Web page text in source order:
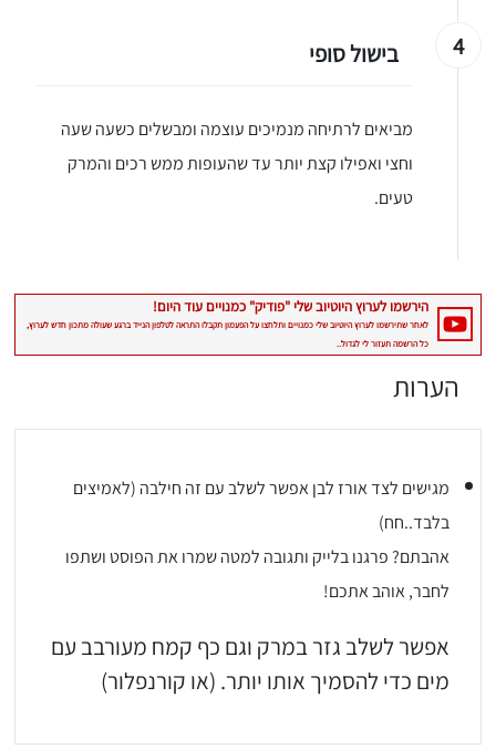
4 בישול סופי
מביאים לרתיחה מנמיכים עוצמה ומבשלים כשעה שעה
וחצי ואפילו קצת יותר עד שהעופות ממש רכים והמרק
טעים.
הערות
מגישים לצד אורז לבן אפשר לשלב עם זה חילבה (לאמיצים
בלבד..חח)
אהבתם? פרגנו בלייק ותגובה למטה שמרו את הפוסט ושתפו
לחבר, אוהב אתכם!
אפשר לשלב גזר במרק וגם כף קמח מעורבב עם
מים כדי להסמיך אותו יותר. (או קורנפלור)